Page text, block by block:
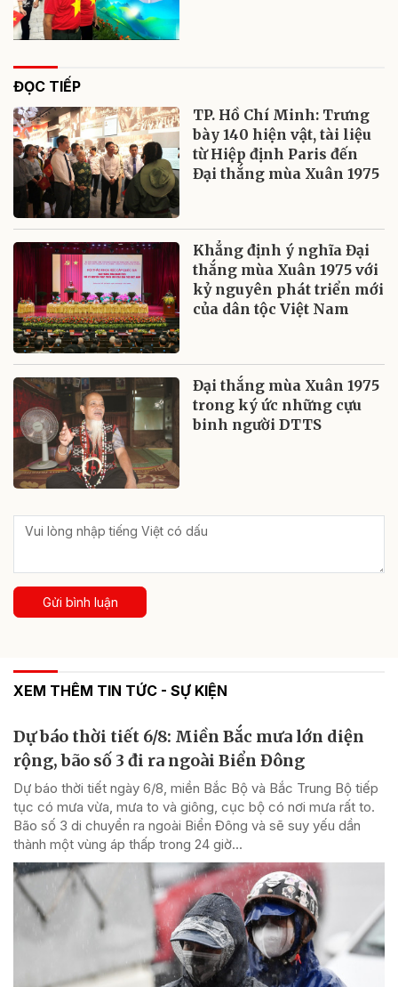
ĐỌC TIẾP
TP. Hồ Chí Minh: Trưng
bày 140 hiện vật, tài liệu
từ Hiệp định Paris đến
Đại thắng mùa Xuân 1975
Khẳng định ý nghĩa Đại
thắng mùa Xuân 1975 với
kỷ nguyên phát triển mới
của dân tộc Việt Nam
Đại thắng mùa Xuân 1975
trong ký ức những cựu
binh người DTTS
Gửi bình luận
XEM THÊM TIN TỨC - SỰ KIỆN
Dự báo thời tiết 6/8: Miền Bắc mưa lớn diện
rộng, bão số 3 đi ra ngoài Biển Đông
Dự báo thời tiết ngày 6/8, miền Bắc Bộ và Bắc Trung Bộ tiếp
tục có mưa vừa, mưa to và giông, cục bộ có nơi mưa rất to.
Bão số 3 di chuyển ra ngoài Biển Đông và sẽ suy yếu dần
thành một vùng áp thấp trong 24 giờ...